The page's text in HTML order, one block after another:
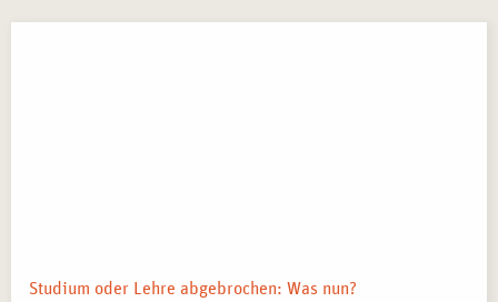
Studium oder Lehre abgebrochen: Was nun?